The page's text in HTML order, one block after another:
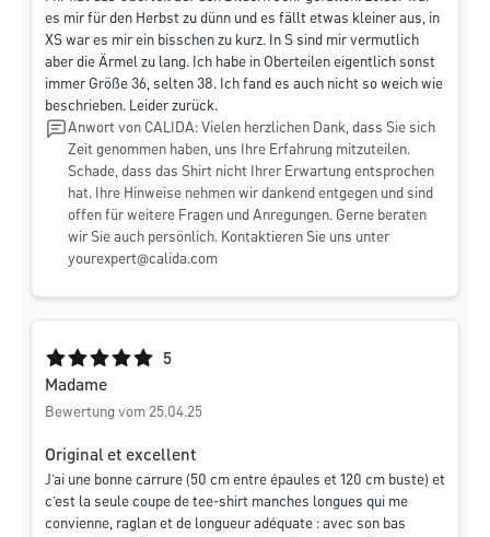
es mir für den Herbst zu dünn und es fällt etwas kleiner aus, in
XS war es mir ein bisschen zu kurz. In S sind mir vermutlich
aber die Ärmel zu lang. Ich habe in Oberteilen eigentlich sonst
immer Größe 36, selten 38. Ich fand es auch nicht so weich wie
beschrieben. Leider zurück.
Anwort von CALIDA: Vielen herzlichen Dank, dass Sie sich
Zeit genommen haben, uns Ihre Erfahrung mitzuteilen.
Schade, dass das Shirt nicht Ihrer Erwartung entsprochen
hat. Ihre Hinweise nehmen wir dankend entgegen und sind
offen für weitere Fragen und Anregungen. Gerne beraten
wir Sie auch persönlich. Kontaktieren Sie uns unter
yourexpert@calida.com
Durchschnittliche Bewertung von 5 von 5 Sternen
5
Madame
Bewertung vom 25.04.25
Original et excellent
J’ai une bonne carrure (50 cm entre épaules et 120 cm buste) et
c’est la seule coupe de tee-shirt manches longues qui me
convienne, raglan et de longueur adéquate : avec son bas